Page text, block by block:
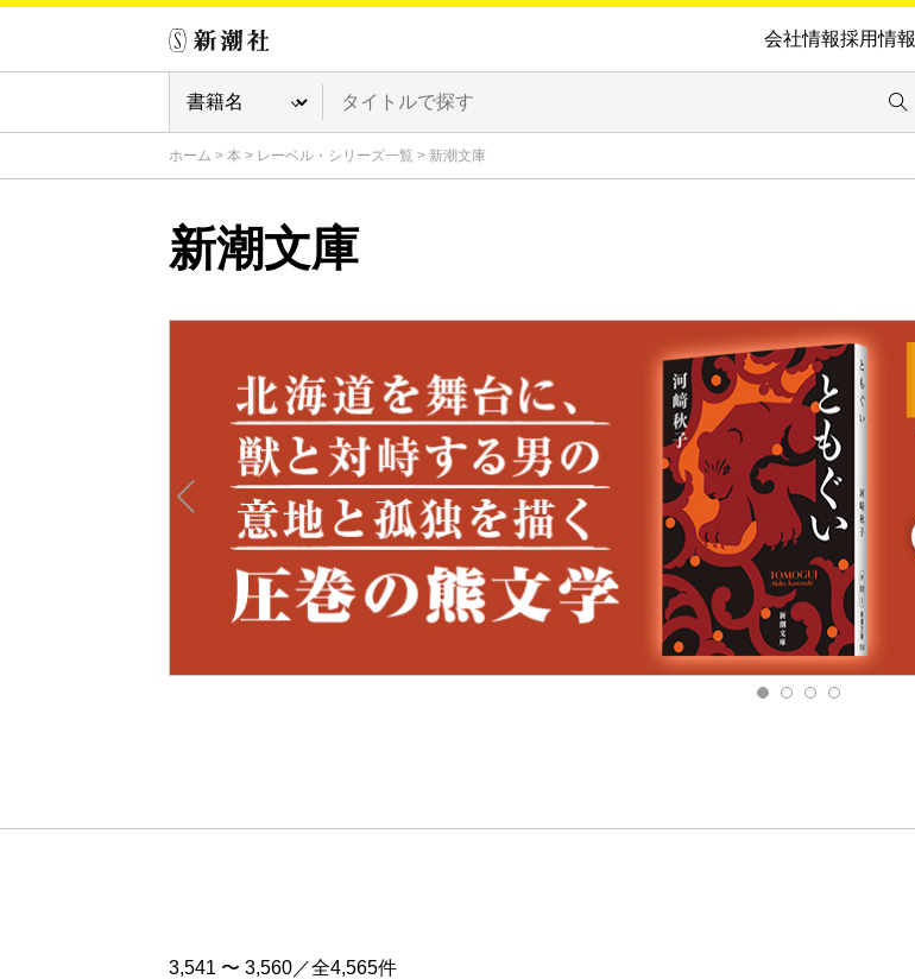
会社情報採用情報
ホーム > 本 > レーベル・シリーズ一覧 > 新潮文庫
新潮文庫
3,541 〜 3,560／全4,565件